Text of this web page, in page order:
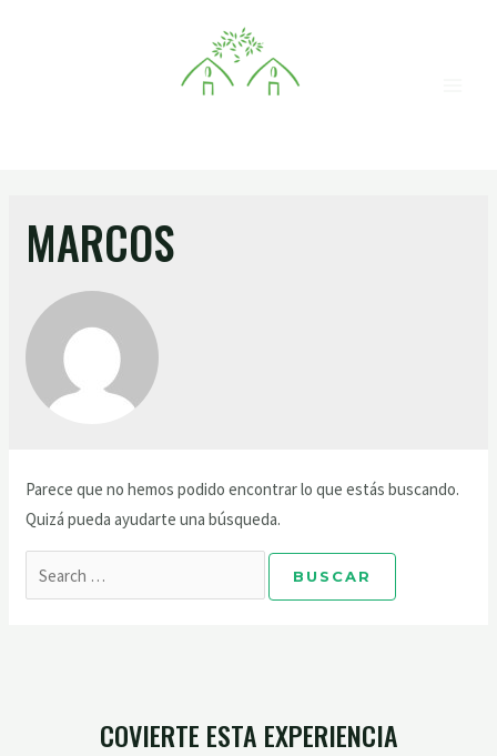
MARCOS
Parece que no hemos podido encontrar lo que estás buscando.
Quizá pueda ayudarte una búsqueda.
COVIERTE ESTA EXPERIENCIA